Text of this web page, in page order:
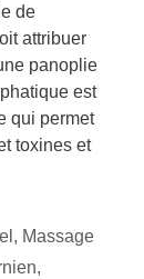
de
attribuer
panoplie
est
qui permet
toxines et
, Massage
,